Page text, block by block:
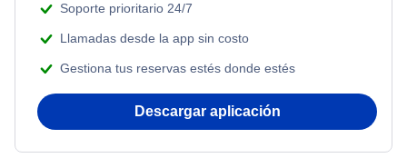
Soporte prioritario 24/7
Llamadas desde la app sin costo
Gestiona tus reservas estés donde estés
Descargar aplicación